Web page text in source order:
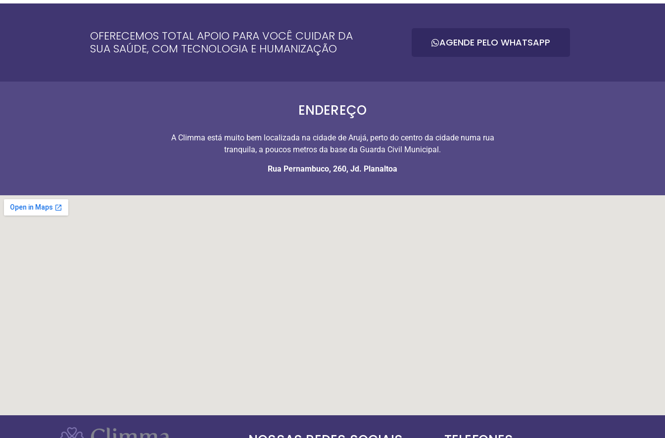
OFERECEMOS TOTAL APOIO PARA VOCÊ CUIDAR DA
SUA SAÚDE, COM TECNOLOGIA E HUMANIZAÇÃO
AGENDE PELO WHATSAPP
ENDEREÇO
A Climma está muito bem localizada na cidade de Arujá, perto do centro da cidade numa rua
tranquila, a poucos metros da base da Guarda Civil Municipal.
Rua Pernambuco, 260, Jd. Planaltoa